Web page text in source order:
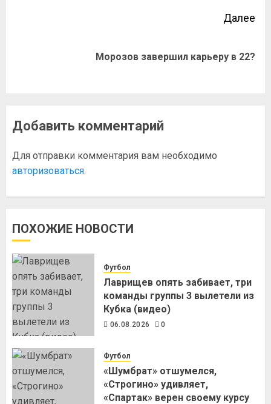
Далее
Морозов завершил карьеру в 22?
Добавить комментарий
Для отправки комментария вам необходимо
авторизоваться.
ПОХОЖИЕ НОВОСТИ
Футбол
Лаврищев опять забивает, три
команды группы 3 вылетели из
Кубка (видео)
06.08.2026 0
Футбол
«Шумбрат» отшумелся,
«Строгино» удивляет,
«Спартак» верен своему курсу